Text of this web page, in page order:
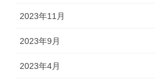
2023年11月
2023年9月
2023年4月